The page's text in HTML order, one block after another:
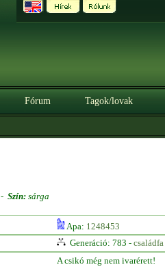
Fórum Tagok/lovak
- Szín: sárga
Apa: 1248453
Generáció: 783 - családfa
A csikó még nem ivarérett!